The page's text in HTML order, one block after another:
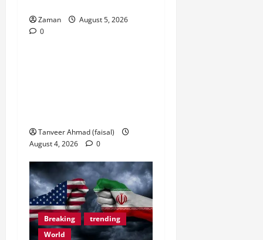
Zaman
August 5, 2026
0
Tanveer Ahmad (faisal)
August 4, 2026
0
Breaking
trending
World